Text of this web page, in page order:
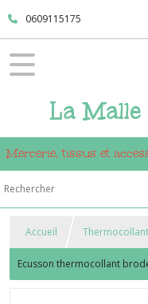
0609115175
La
Mercerie, tissus et
Accueil Thermocollant
Ecusson thermocollant